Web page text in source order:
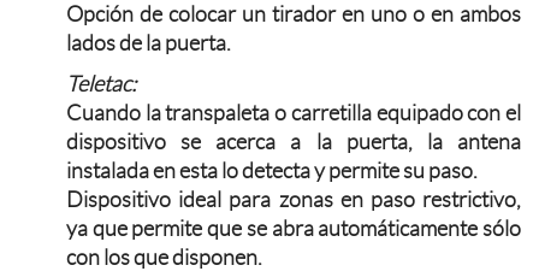
Opción de colocar un tirador en uno o en ambos
lados de la puerta.
Teletac:
Cuando la transpaleta o carretilla equipado con el
dispositivo se acerca a la puerta, la antena
instalada en esta lo detecta y permite su paso.
Dispositivo ideal para zonas en paso restrictivo,
ya que permite que se abra automáticamente sólo
con los que disponen.